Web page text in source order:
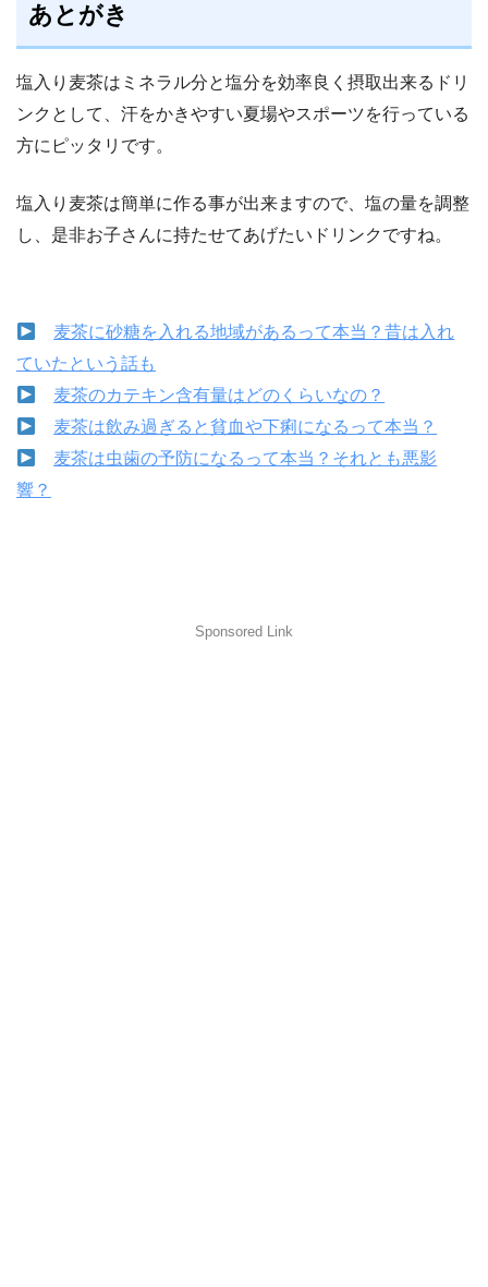
あとがき
塩入り麦茶はミネラル分と塩分を効率良く摂取出来るドリ
ンクとして、汗をかきやすい夏場やスポーツを行っている
方にピッタリです。
塩入り麦茶は簡単に作る事が出来ますので、塩の量を調整
し、是非お子さんに持たせてあげたいドリンクですね。
麦茶に砂糖を入れる地域があるって本当？昔は入れ
ていたという話も
麦茶のカテキン含有量はどのくらいなの？
麦茶は飲み過ぎると貧血や下痢になるって本当？
麦茶は虫歯の予防になるって本当？それとも悪影
響？
Sponsored Link